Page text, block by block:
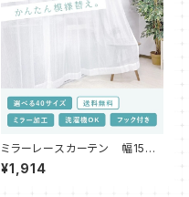
ミラーレースカーテン 幅150c
m 高さ218・223・228cm
¥1,914